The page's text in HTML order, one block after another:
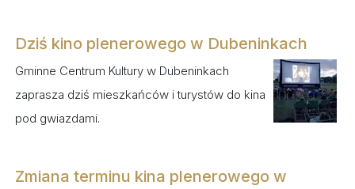
Dziś kino plenerowego w Dubeninkach
Gminne Centrum Kultury w Dubeninkach
zaprasza dziś mieszkańców i turystów do kina
pod gwiazdami.
Zmiana terminu kina plenerowego w